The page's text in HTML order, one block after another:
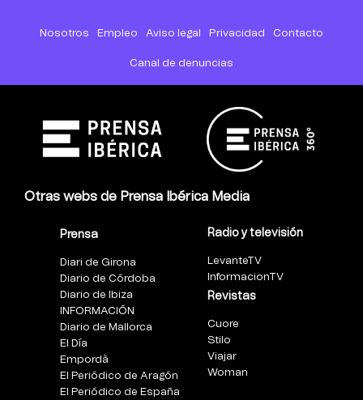
Nosotros Empleo Aviso legal Privacidad Contacto
Canal de denuncias
Otras webs de Prensa Ibérica Media
Prensa
Diari de Girona
Diario de Córdoba
Diario de Ibiza
INFORMACIÓN
Diario de Mallorca
El Día
Empordà
El Periódico de Aragón
El Periódico de España
Radio y televisión
LevanteTV
InformacionTV
Revistas
Cuore
Stilo
Viajar
Woman